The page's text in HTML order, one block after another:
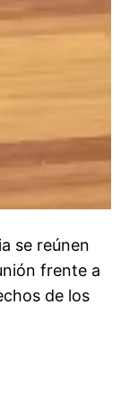
se reúnen
frente a
de los